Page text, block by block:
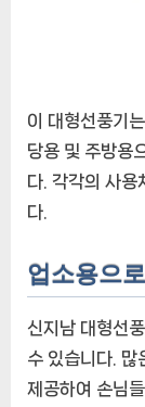
이 대형선풍기
당용 및 주방용
다. 각각의 사용
다.
업소용으
신지남 대형선
수 있습니다. 많
제공하여 손님